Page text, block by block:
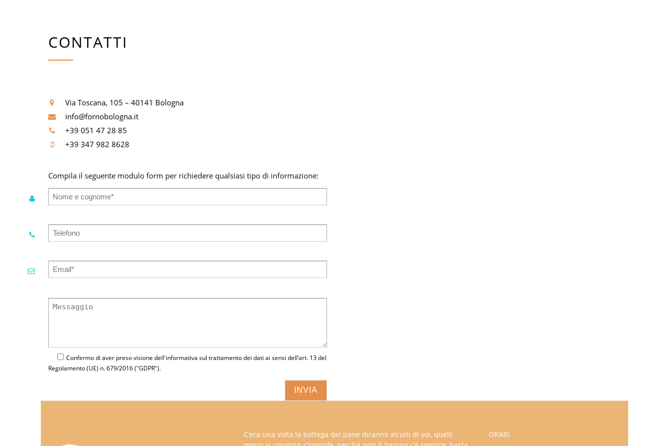
CONTATTI
Via Toscana, 105 – 40141 Bologna
info@fornobologna.it
+39 051 47 28 85
+39 347 982 8628
Compila il seguente modulo form per richiedere qualsiasi tipo di informazione:
Confermo di aver preso visione dell'informativa sul trattamento dei dati ai sensi dell’art. 13 del
Regolamento (UE) n. 679/2016 ("GDPR").
C’era una volta la bottega del pane diranno alcuni di voi, quelli
ORARI